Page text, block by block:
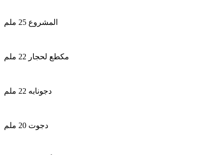
المشروع 25 ملم
مكطع لحجار 22 ملم
دجونابه 22 ملم
دجوت 20 ملم